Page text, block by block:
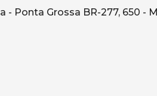
- Ponta Grossa BR-277, 650 -